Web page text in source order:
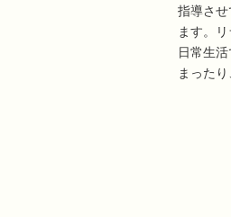
指導さ
ます。
日常生
まった